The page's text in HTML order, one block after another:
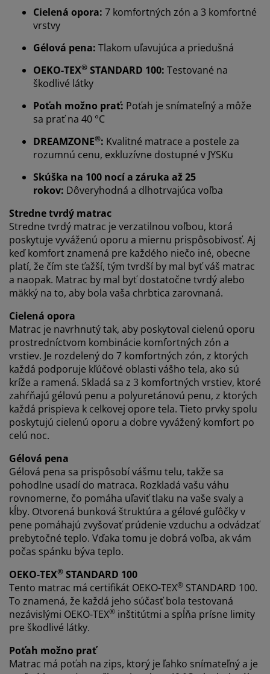
Cielená opora: 7 komfortných zón a 3 komfortné
vrstvy
Gélová pena: Tlakom uľavujúca a priedušná
OEKO-TEX® STANDARD 100: Testované na
škodlivé látky
Poťah možno prať: Poťah je snímateľný a môže
sa prať na 40 °C
DREAMZONE®: Kvalitné matrace a postele za
rozumnú cenu, exkluzívne dostupné v JYSKu
Skúška na 100 nocí a záruka až 25
rokov: Dôveryhodná a dlhotrvajúca voľba
Stredne tvrdý matrac
Stredne tvrdý matrac je verzatilnou voľbou, ktorá
poskytuje vyváženú oporu a miernu prispôsobivosť. Aj
keď komfort znamená pre každého niečo iné, obecne
platí, že čím ste ťažší, tým tvrdší by mal byť váš matrac
a naopak. Matrac by mal byť dostatočne tvrdý alebo
mäkký na to, aby bola vaša chrbtica zarovnaná.
Cielená opora
Matrac je navrhnutý tak, aby poskytoval cielenú oporu
prostredníctvom kombinácie komfortných zón a
vrstiev. Je rozdelený do 7 komfortných zón, z ktorých
každá podporuje kľúčové oblasti vášho tela, ako sú
kríže a ramená. Skladá sa z 3 komfortných vrstiev, ktoré
zahŕňajú gélovú penu a polyuretánovú penu, z ktorých
každá prispieva k celkovej opore tela. Tieto prvky spolu
poskytujú cielenú oporu a dobre vyvážený komfort po
celú noc.
Gélová pena
Gélová pena sa prispôsobí vášmu telu, takže sa
pohodlne usadí do matraca. Rozkladá vašu váhu
rovnomerne, čo pomáha uľaviť tlaku na vaše svaly a
kĺby. Otvorená bunková štruktúra a gélové guľôčky v
pene pomáhajú zvyšovať prúdenie vzduchu a odvádzať
prebytočné teplo. Vďaka tomu je dobrá voľba, ak vám
počas spánku býva teplo.
OEKO-TEX® STANDARD 100
Tento matrac má certifikát OEKO-TEX® STANDARD 100.
To znamená, že každá jeho súčasť bola testovaná
nezávislými OEKO-TEX® inštitútmi a spĺňa prísne limity
pre škodlivé látky.
Poťah možno prať
Matrac má poťah na zips, ktorý je ľahko snímateľný a je
Prispôsobujeme váš zážitok
V JYSKu používame súbory cookie a mobilné
identifikátory, aby sme vám zabezpečili dobrú
skúsenosť počas návštevy našej webovej stránky.
Súbory cookie zhromažďujú informácie o vás s cieľom
zabezpečiť funkčnosť, štatistiky a relevantný marketing.
Po prijatí marketingových súborov cookie budeme
zdieľať vaše údaje o prehliadaní s marketingovými
partnermi (napr. Google, Meta a TikTok) na účely
prispôsobených a statických reklám. Viac o účeloch si
môžete prečítať v časti „Upraviť“ a svoj súhlas môžete
odvolať kliknutím na ikonu súborov cookie. Kliknutím
na tlačidlo „Prijať všetko“ súhlasíte so všetkými tromi
účelmi. Prečítajte si viac o našomzhromažďovaní a
spracovaní osobných údajova o našich zásadách
používania súborov cookie